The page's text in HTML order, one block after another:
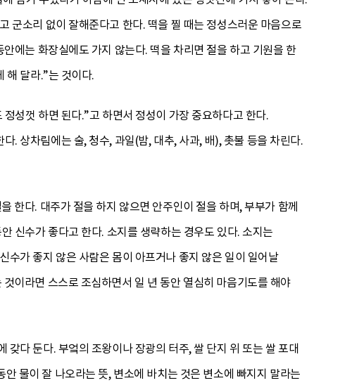
군소리 없이 잘해준다고 한다. 떡을 찔 때는 정성스러운 마음으로
에는 화장실에도 가지 않는다. 떡을 차리면 절을 하고 기원을 한
해 달라.”는 것이다.
성껏 하면 된다.”고 하면서 정성이 가장 중요하다고 한다.
. 상차림에는 술, 청수, 과일(밤, 대추, 사과, 배), 촛불 등을 차린다.
한다. 대주가 절을 하지 않으면 안주인이 절을 하며, 부부가 함께
신수가 좋다고 한다. 소지를 생략하는 경우도 있다. 소지는
수가 좋지 않은 사람은 몸이 아프거나 좋지 않은 일이 일어날
이라면 스스로 조심하면서 일 년 동안 열심히 마음기도를 해야
다 둔다. 부엌의 조왕이나 장광의 터주, 쌀 단지 위 또는 쌀 포대
물이 잘 나오라는 뜻, 변소에 바치는 것은 변소에 빠지지 말라는